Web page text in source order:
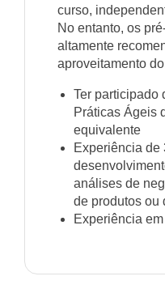
curso,
No entanto, os
altamente
aproveitamento
Ter participado
Práticas Ágeis
equivalente
Experiência de
análises de
de produtos ou
Experiência